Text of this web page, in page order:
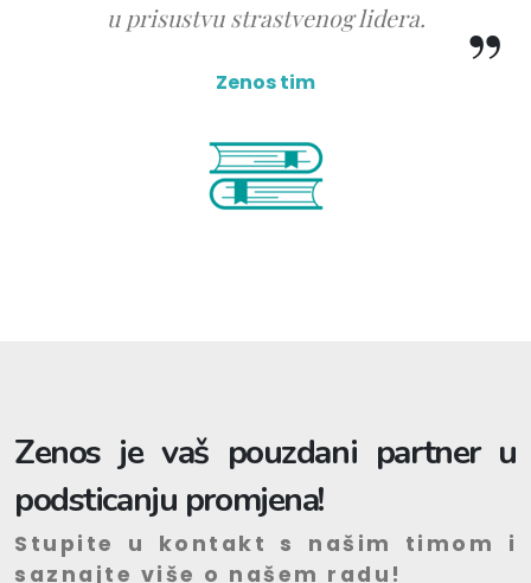
u prisustvu strastvenog lidera.
Zenos tim
Zenos je vaš pouzdani partner u
podsticanju promjena!
Stupite u kontakt s našim timom i
saznajte više o našem radu!